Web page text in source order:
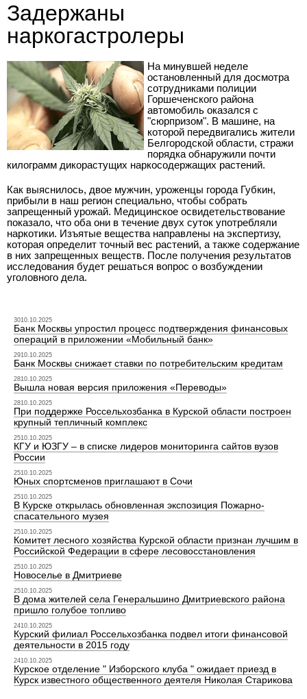
Задержаны
наркогастролеры
На минувшей неделе
остановленный для досмотра
сотрудниками полиции
Горшеченского района
автомобиль оказался с
"сюрпризом". В машине, на
которой передвигались жители
Белгородской области, стражи
порядка обнаружили почти
килограмм дикорастущих наркосодержащих растений.
Как выяснилось, двое мужчин, уроженцы города Губкин,
прибыли в наш регион специально, чтобы собрать
запрещенный урожай. Медицинское освидетельствование
показало, что оба они в течение двух суток употребляли
наркотики. Изъятые вещества направлены на экспертизу,
которая определит точный вес растений, а также содержание
в них запрещенных веществ. После получения результатов
исследования будет решаться вопрос о возбуждении
уголовного дела.
3010.10.2025
Банк Москвы упростил процесс подтверждения финансовых
операций в приложении «Мобильный банк»
2910.10.2025
Банк Москвы снижает ставки по потребительским кредитам
2810.10.2025
Вышла новая версия приложения «Переводы»
2810.10.2025
При поддержке Россельхозбанка в Курской области построен
крупный тепличный комплекс
2510.10.2025
КГУ и ЮЗГУ – в списке лидеров мониторинга сайтов вузов
России
2510.10.2025
Юных спортсменов приглашают в Сочи
2510.10.2025
В Курске открылась обновленная экспозиция Пожарно-
спасательного музея
2510.10.2025
Комитет лесного хозяйства Курской области признан лучшим в
Российской Федерации в сфере лесовосстановления
2510.10.2025
Новоселье в Дмитриеве
2510.10.2025
В дома жителей села Генеральшино Дмитриевского района
пришло голубое топливо
2410.10.2025
Курский филиал Россельхозбанка подвел итоги финансовой
деятельности в 2015 году
2410.10.2025
Курское отделение " Изборского клуба " ожидает приезд в
Курск известного общественного деятеля Николая Старикова